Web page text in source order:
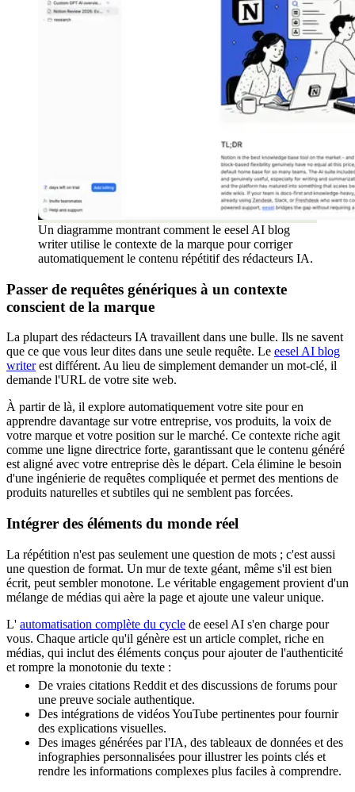
Un diagramme montrant comment le eesel AI blog
writer utilise le contexte de la marque pour corriger
automatiquement le contenu répétitif des rédacteurs IA.
Passer de requêtes génériques à un contexte
conscient de la marque
La plupart des rédacteurs IA travaillent dans une bulle. Ils ne savent
que ce que vous leur dites dans une seule requête. Le eesel AI blog
writerest différent. Au lieu de simplement demander un mot-clé, il
demande l'URL de votre site web.
À partir de là, il explore automatiquement votre site pour en
apprendre davantage sur votre entreprise, vos produits, la voix de
votre marque et votre position sur le marché. Ce contexte riche agit
comme une ligne directrice forte, garantissant que le contenu généré
est aligné avec votre entreprise dès le départ. Cela élimine le besoin
d'une ingénierie de requêtes compliquée et permet des mentions de
produits naturelles et subtiles qui ne semblent pas forcées.
Intégrer des éléments du monde réel
La répétition n'est pas seulement une question de mots ; c'est aussi
une question de format. Un mur de texte géant, même s'il est bien
écrit, peut sembler monotone. Le véritable engagement provient d'un
mélange de médias qui aère la page et ajoute une valeur unique.
L' automatisation complète du cycle de eesel AI s'en charge pour
vous. Chaque article qu'il génère est un article complet, riche en
médias, qui inclut des éléments conçus pour ajouter de l'authenticité
et rompre la monotonie du texte :
De vraies citations Reddit et des discussions de forums pour
une preuve sociale authentique.
Des intégrations de vidéos YouTube pertinentes pour fournir
des explications visuelles.
Des images générées par l'IA, des tableaux de données et des
infographies personnalisées pour illustrer les points clés et
rendre les informations complexes plus faciles à comprendre.